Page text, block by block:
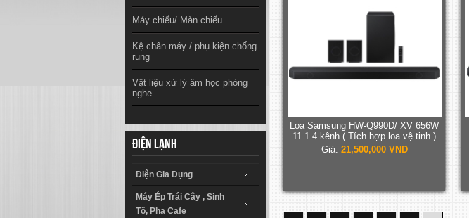
Máy chiếu/ Màn chiếu
Kệ chân máy / phụ kiện chống
rung
Vật liệu xử lý âm học phòng
nghe
Điện lạnh
Điện Gia Dụng
Máy Ép Trái Cây , Sinh
Tố, Pha Cafe
Loa Samsung HW-Q990D/ XV 656W
11.1.4 kênh ( Tích hợp loa vệ tinh )
Giá: 21,500,000 VND